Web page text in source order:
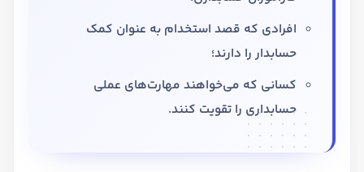
افرادی که قصد استخدام به عنوان کمک
حسابدار را دارند؛
کسانی که می‌خواهند مهارت‌های عملی
حسابداری را تقویت کنند.